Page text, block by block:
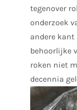
tegenover
onderzoek
andere kant
behoorlijke
roken niet
decennia